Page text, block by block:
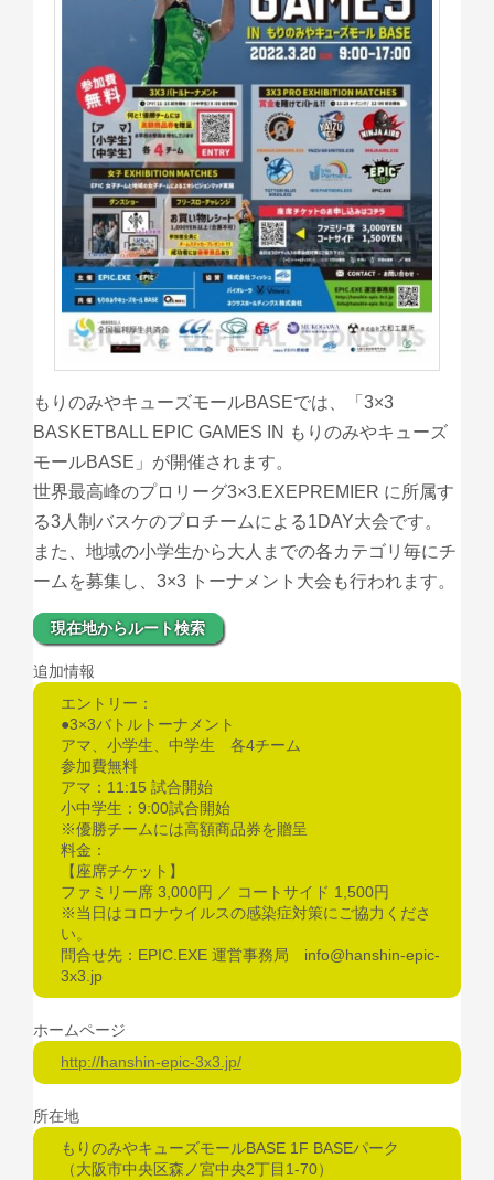
もりのみやキューズモールBASEでは、「3×3
BASKETBALL EPIC GAMES IN もりのみやキューズ
モールBASE」が開催されます。
世界最高峰のプロリーグ3×3.EXEPREMIER に所属す
る3人制バスケのプロチームによる1DAY大会です。
また、地域の小学生から大人までの各カテゴリ毎にチ
ームを募集し、3×3 トーナメント大会も行われます。
現在地からルート検索
追加情報
エントリー：
●3×3バトルトーナメント
アマ、小学生、中学生 各4チーム
参加費無料
アマ：11:15 試合開始
小中学生：9:00試合開始
※優勝チームには高額商品券を贈呈
料金：
【座席チケット】
ファミリー席 3,000円 ／ コートサイド 1,500円
※当日はコロナウイルスの感染症対策にご協力くださ
い。
問合せ先：EPIC.EXE 運営事務局 info@hanshin-epic-
3x3.jp
ホームページ
http://hanshin-epic-3x3.jp/
所在地
もりのみやキューズモールBASE 1F BASEパーク
（大阪市中央区森ノ宮中央2丁目1-70）